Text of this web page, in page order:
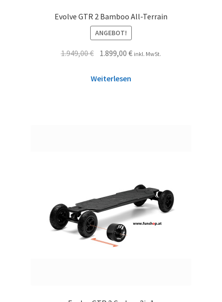
Evolve GTR 2 Bamboo All-Terrain
ANGEBOT!
1.949,00€ 1.899,00€ inkl. MwSt.
Weiterlesen